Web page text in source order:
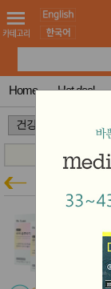
도 어린이
청소년
컬러링
북
한국학
습지
미국학
고
국 송
꽃배송
홍삼전
문브랜
드
건강보
조제품
기능성
MissyShop
Login
Home Hot deal